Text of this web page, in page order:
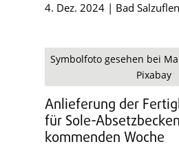
4. Dez. 2024| Bad Salzuflen
Symbolfoto gesehen bei
Pixabay
Anlieferung der
für Sole-
kommenden Woche